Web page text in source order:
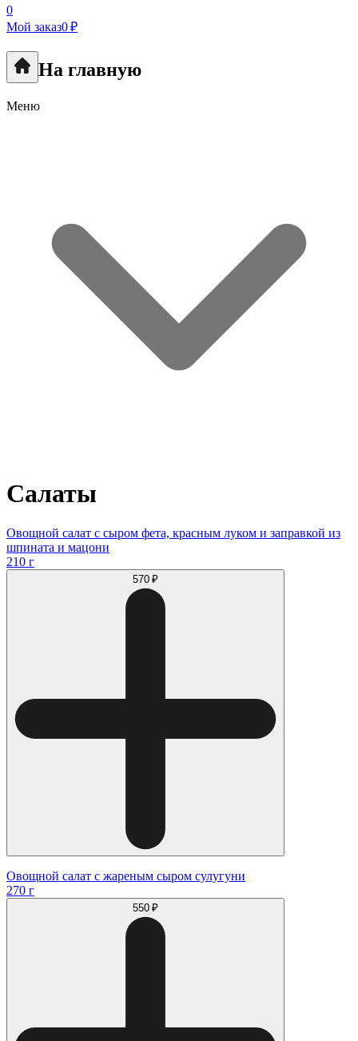
0
Мой заказ0 ₽
На главную
Меню
Салаты
Овощной салат с сыром фета, красным луком и заправкой из
шпината и мацони
210 г
570 ₽
Овощной салат с жареным сыром сулугуни
270 г
550 ₽